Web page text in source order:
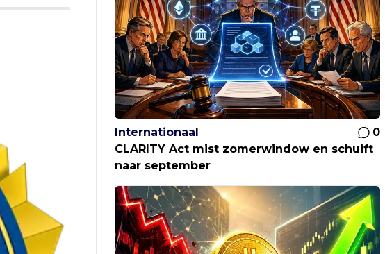
Internationaal
0
CLARITY Act mist zomerwindow en schuift
naar september